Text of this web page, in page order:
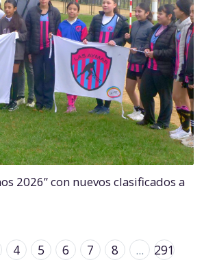
2026” con nuevos clasificados a
4 5 6 7 8 ...
291